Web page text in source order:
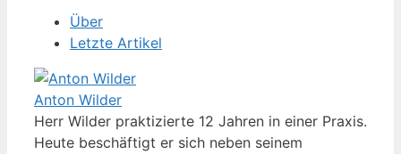
Über
Letzte Artikel
Anton Wilder
Herr Wilder praktizierte 12 Jahren in einer Praxis.
Heute beschäftigt er sich neben seinem